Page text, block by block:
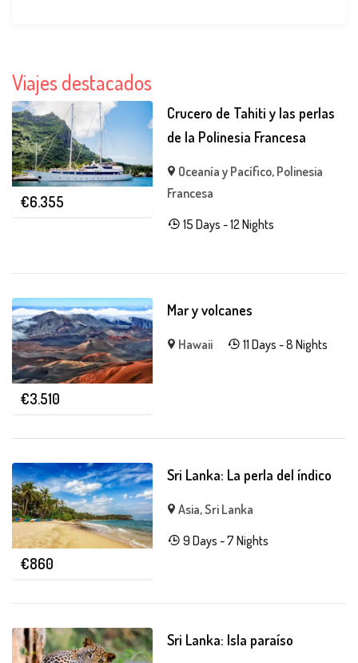
Viajes destacados
€6.355
Crucero de Tahiti y las perlas
de la Polinesia Francesa
Oceanía y Pacífico, Polinesia
Francesa
15 Days - 12 Nights
€3.510
Mar y volcanes
Hawaii 11 Days - 8 Nights
€860
Sri Lanka: La perla del índico
Asia,Sri Lanka
9 Days - 7 Nights
Sri Lanka: Isla paraíso